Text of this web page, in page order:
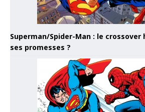
Superman/Spider-Man : le
ses promesses ?